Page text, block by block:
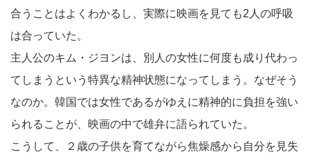
合うことはよくわかるし、実際に映画を見ても2人の呼吸
は合っていた。
主人公のキム・ジヨンは、別人の女性に何度も成り代わっ
てしまうという特異な精神状態になってしまう。なぜそう
なのか。韓国では女性であるがゆえに精神的に負担を強い
られることが、映画の中で雄弁に語られていた。
こうして、２歳の子供を育てながら焦燥感から自分を見失